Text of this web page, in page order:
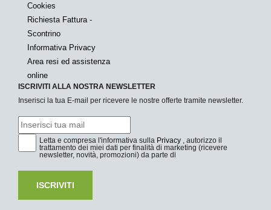
Cookies
Richiesta Fattura -
Scontrino
Informativa Privacy
Area resi ed assistenza
online
ISCRIVITI ALLA NOSTRA NEWSLETTER
Inserisci la tua E-mail per ricevere le nostre offerte tramite newsletter.
Letta e compresa l'informativa sulla Privacy , autorizzo il
trattamento dei miei dati per finalità di marketing (ricevere
newsletter, novità, promozioni) da parte di
ISCRIVITI